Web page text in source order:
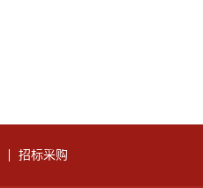
招标采购